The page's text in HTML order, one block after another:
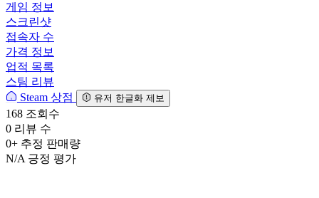
게임 정보
스크린샷
접속자 수
가격 정보
업적 목록
스팀 리뷰
Steam 상점
유저 한글화 제보
168 조회수
0 리뷰 수
0+ 추정 판매량
N/A 긍정 평가